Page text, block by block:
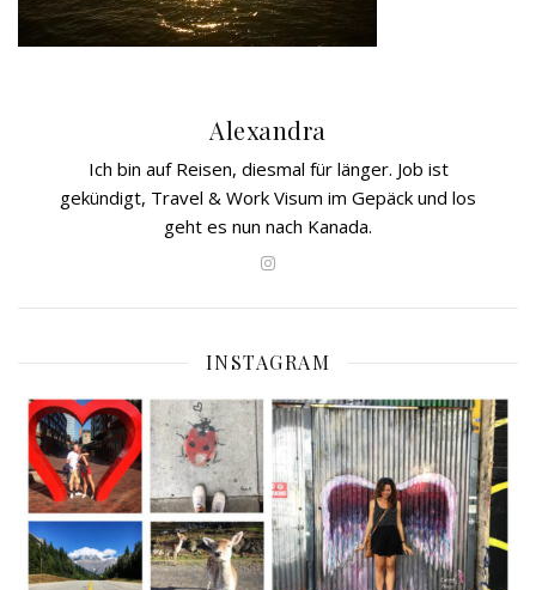
Alexandra
Ich bin auf Reisen, diesmal für länger. Job ist
gekündigt, Travel & Work Visum im Gepäck und los
geht es nun nach Kanada.
INSTAGRAM